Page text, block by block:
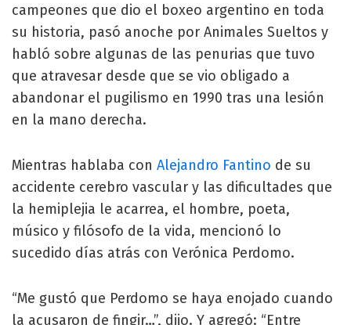
campeones que dio el boxeo argentino en toda
su historia, pasó anoche por Animales Sueltos y
habló sobre algunas de las penurias que tuvo
que atravesar desde que se vio obligado a
abandonar el pugilismo en 1990 tras una lesión
en la mano derecha.
Mientras hablaba con Alejandro Fantino de su
accidente cerebro vascular y las dificultades que
la hemiplejia le acarrea, el hombre, poeta,
músico y filósofo de la vida, mencionó lo
sucedido días atrás con Verónica Perdomo.
“Me gustó que Perdomo se haya enojado cuando
la acusaron de fingir…”, dijo. Y agregó: “Entre